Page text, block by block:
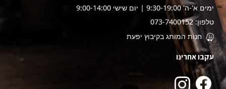
ימים א'-ה' 9:30-19:00 | יום שישי 9:00-14:00
טלפון: 073-7400152
חנות המותג בקיבוץ יפעת
עקבו אחרינו